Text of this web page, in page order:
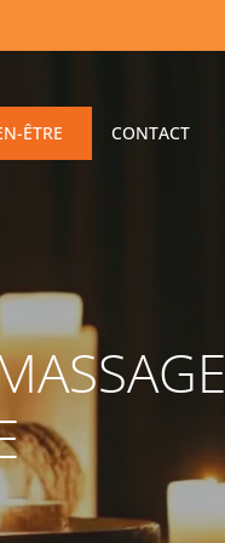
ÊTRE CONTACT